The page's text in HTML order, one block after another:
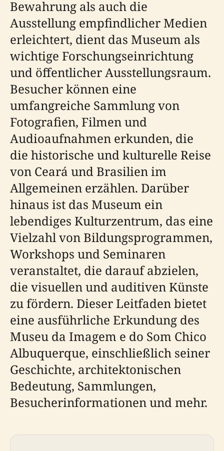
Bewahrung als auch die
Ausstellung empfindlicher Medien
erleichtert, dient das Museum als
wichtige Forschungseinrichtung
und öffentlicher Ausstellungsraum.
Besucher können eine
umfangreiche Sammlung von
Fotografien, Filmen und
Audioaufnahmen erkunden, die
die historische und kulturelle Reise
von Ceará und Brasilien im
Allgemeinen erzählen. Darüber
hinaus ist das Museum ein
lebendiges Kulturzentrum, das eine
Vielzahl von Bildungsprogrammen,
Workshops und Seminaren
veranstaltet, die darauf abzielen,
die visuellen und auditiven Künste
zu fördern. Dieser Leitfaden bietet
eine ausführliche Erkundung des
Museu da Imagem e do Som Chico
Albuquerque, einschließlich seiner
Geschichte, architektonischen
Bedeutung, Sammlungen,
Besucherinformationen und mehr.